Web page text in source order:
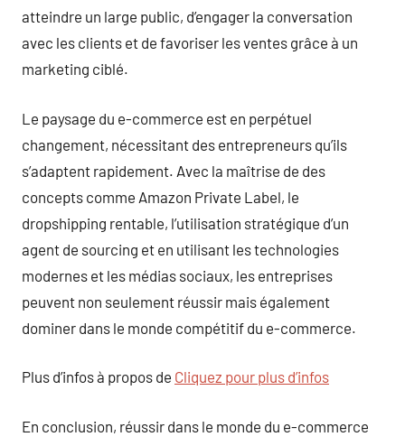
atteindre un large public, d’engager la conversation
avec les clients et de favoriser les ventes grâce à un
marketing ciblé.
Le paysage du e-commerce est en perpétuel
changement, nécessitant des entrepreneurs qu’ils
s’adaptent rapidement. Avec la maîtrise de des
concepts comme Amazon Private Label, le
dropshipping rentable, l’utilisation stratégique d’un
agent de sourcing et en utilisant les technologies
modernes et les médias sociaux, les entreprises
peuvent non seulement réussir mais également
dominer dans le monde compétitif du e-commerce.
Plus d’infos à propos de Cliquez pour plus d’infos
En conclusion, réussir dans le monde du e-commerce